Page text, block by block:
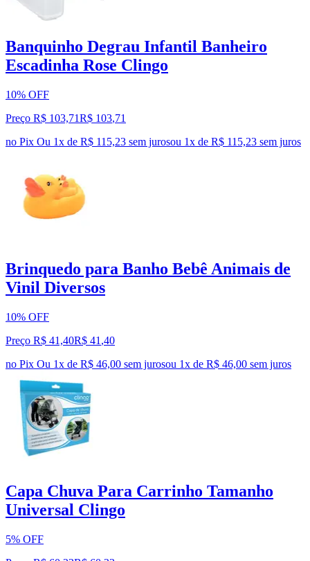
Banquinho Degrau Infantil Banheiro
Escadinha Rose Clingo
10% OFF
Preço R$ 103,71R$ 103,71
no Pix Ou 1x de R$ 115,23 sem jurosou 1x de R$ 115,23 sem juros
Brinquedo para Banho Bebê Animais de
Vinil Diversos
10% OFF
Preço R$ 41,40R$ 41 ,40
no Pix Ou 1x de R$ 46,00 sem jurosou 1x de R$ 46,00 sem juros
Capa Chuva Para Carrinho Tamanho
Universal Clingo
5% OFF